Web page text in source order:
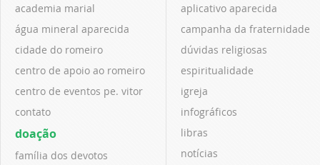
academia marial
água mineral aparecida
cidade do romeiro
centro de apoio ao romeiro
centro de eventos pe. vitor
contato
doação
família dos devotos
aplicativo aparecida
campanha da fraternidade
dúvidas religiosas
espiritualidade
igreja
infográficos
libras
notícias